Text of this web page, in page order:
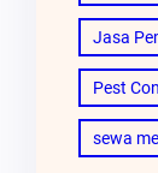
Jasa
Pest
sewa